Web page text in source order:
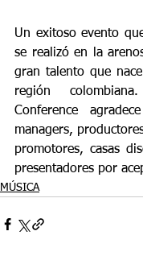
Un exitoso evento
se realizó en la
gran talento que
región
Conference
managers,
promotores, casas
presentadores por
MÚSICA